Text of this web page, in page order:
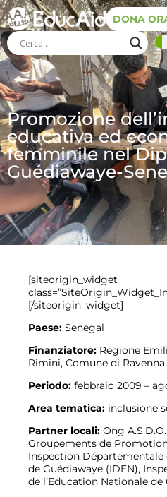
DONA
Promozione
educativa ed
femminile nel
Guédiawaye-
[siteorigin_widget
[/siteorigin_widget]
Paese: Senegal
Finanziatore: Regione
Rimini, Comune di Ravenna
Periodo: febbraio 2009 –
Area tematica: inclusione
Partner locali: Ong
Groupements de
Inspection Départementale
de Guédiawaye (IDEN),
de l’Education Nationale de